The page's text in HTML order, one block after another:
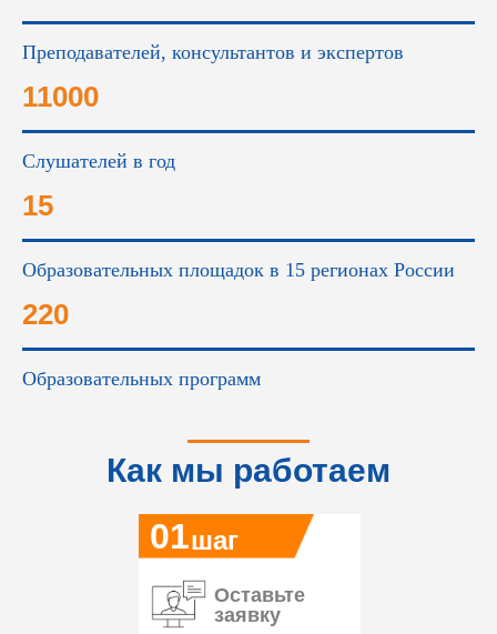
Преподавателей, консультантов и экспертов
11000
Слушателей в год
15
Образовательных площадок в 15 регионах России
220
Образовательных программ
Как мы работаем
01
Оставьте
заявку
шаг